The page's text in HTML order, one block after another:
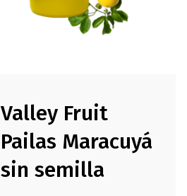
Valley Fruit
Pailas Maracuyá
sin semilla